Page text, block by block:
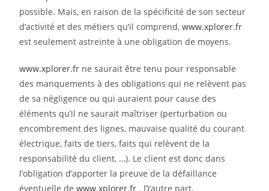
possible. Mais, en raison de la spécificité de son secteur
d’activité et des métiers qu’il comprend,www.xplorer.fr
est seulement astreinte à une obligation de moyens.
www.xplorer.fr ne saurait être tenu pour responsable
des manquements à des obligations qui ne relèvent pas
de sa négligence ou qui auraient pour cause des
éléments qu’il ne saurait maîtriser (perturbation ou
encombrement des lignes, mauvaise qualité du courant
électrique, faits de tiers, faits qui relèvent de la
responsabilité du client, …). Le client est donc dans
l’obligation d’apporter la preuve de la défaillance
éventuelle dewww.xplorer.fr . D’autre part,